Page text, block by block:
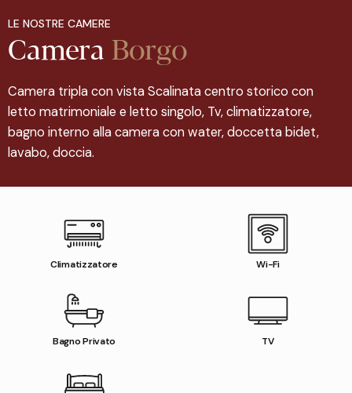
LE NOSTRE CAMERE
Camera Borgo
Camera tripla con vista Scalinata centro storico con
letto matrimoniale e letto singolo, Tv, climatizzatore,
bagno interno alla camera con water, doccetta bidet,
lavabo, doccia.
Climatizzatore Wi-Fi
Bagno Privato TV